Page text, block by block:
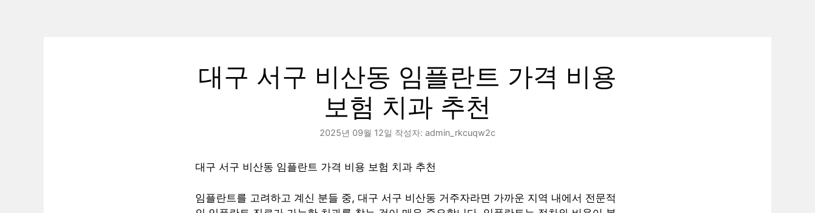
대구 서구 비산동 임플란트 가격 비용
보험 치과 추천
2025년 09월 12일 작성자: admin_rkcuqw2c
대구 서구 비산동 임플란트 가격 비용 보험 치과 추천
임플란트를 고려하고 계신 분들 중, 대구 서구 비산동 거주자라면 가까운 지역 내에서 전문적